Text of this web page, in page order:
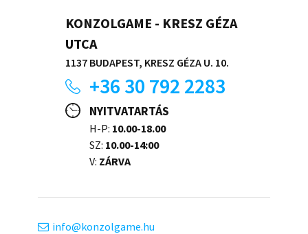
KONZOLGAME - KRESZ GÉZA
UTCA
1137 BUDAPEST, KRESZ GÉZA U. 10.
+36 30 792 2283
NYITVATARTÁS
H-P: 10.00-18.00
SZ: 10.00-14:00
V: ZÁRVA
info
konzolgame.hu